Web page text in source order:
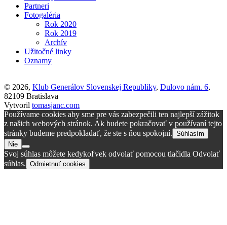
Partneri
Fotogaléria
Rok 2020
Rok 2019
Archív
Užitočné linky
Oznamy
© 2026, Klub Generálov Slovenskej Republiky, Dulovo nám. 6,
82109 Bratislava
Vytvoril tomasjanc.com
Používame cookies aby sme pre vás zabezpečili ten najlepší zážitok
z našich webových stránok. Ak budete pokračovať v používaní tejto
stránky budeme predpokladať, že ste s ňou spokojní. Súhlasím
Nie
Svoj súhlas môžete kedykoľvek odvolať pomocou tlačidla Odvolať
súhlas. Odmietnuť cookies